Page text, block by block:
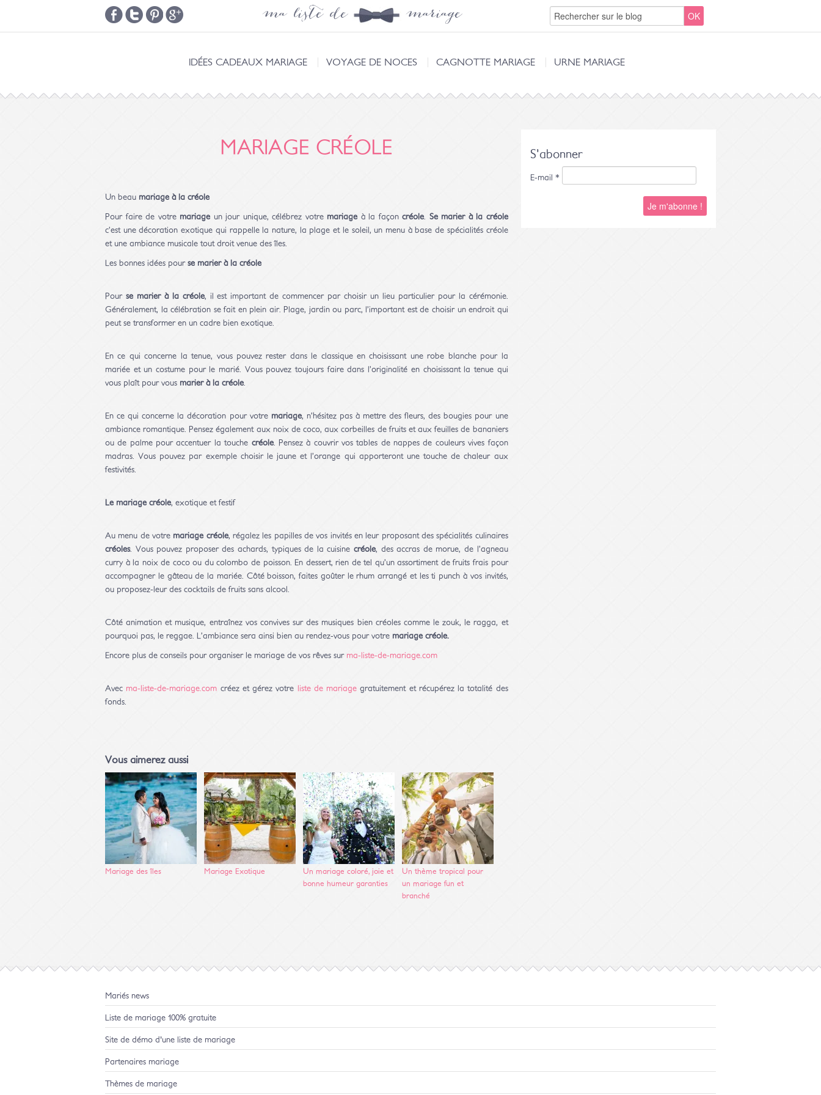
ma liste de mariage
IDÉES CADEAUX MARIAGE VOYAGE DE NOCES CAGNOTTE MARIAGE URNE MARIAGE
MARIAGE CRÉOLE
Un beau mariage à la créole
Pour faire de votre mariage un jour unique, célébrez votre mariage à la façoncréole. Se marier à la créole
c’est une décoration exotique qui rappelle la nature, la plage et le soleil, un menu à base de spécialités créole
et une ambiance musicale tout droit venue des îles.
Les bonnes idées pour se marier à la créole
Pour se marier à la créole, il est important de commencer par choisir un lieu particulier pour la cérémonie.
Généralement, la célébration se fait en plein air. Plage, jardin ou parc, l’important est de choisir un endroit qui
peut se transformer en un cadre bien exotique.
En ce qui concerne la tenue, vous pouvez rester dans le classique en choisissant une robe blanche pour la
mariée et un costume pour le marié. Vous pouvez toujours faire dans l’originalité en choisissant la tenue qui
vous plaît pour vous marier à la créole.
En ce qui concerne la décoration pour votre mariage, n’hésitez pas à mettre des fleurs, des bougies pour une
ambiance romantique. Pensez également aux noix de coco, aux corbeilles de fruits et aux feuilles de bananiers
ou de palme pour accentuer la touche créole. Pensez à couvrir vos tables de nappes de couleurs vives façon
madras. Vous pouvez par exemple choisir le jaune et l’orange qui apporteront une touche de chaleur aux
festivités.
Le mariage créole, exotique et festif
Au menu de votre mariage créole, régalez les papilles de vos invités en leur proposant des spécialités culinaires
créoles. Vous pouvez proposer des achards, typiques de la cuisine créole, des accras de morue, de l’agneau
curry à la noix de coco ou du colombo de poisson. En dessert, rien de tel qu’un assortiment de fruits frais pour
accompagner le gâteau de la mariée. Côté boisson, faites goûter le rhum arrangé et les ti punch à vos invités,
ou proposez-leur des cocktails de fruits sans alcool.
Côté animation et musique, entraînez vos convives sur des musiques bien créoles comme le zouk, le ragga, et
pourquoi pas, le reggae. L’ambiance sera ainsi bien au rendez-vous pour votre mariage créole.
Encore plus de conseils pour organiser le mariage de vos rêves sur ma-liste-de-mariage.com
Avec ma-liste-de-mariage.com créez et gérez votre liste de mariage gratuitement et récupérez la totalité des
fonds.
Vous aimerez aussi
Mariage des îles Mariage Exotique
Un mariage coloré, joie et
bonne humeur garanties
Un thème tropical pour
un mariage fun et
branché
S'abonner
E-mail *
Mariés news
Liste de mariage 100% gratuite
Site de démo d'une liste de mariage
Partenaires mariage
Thèmes de mariage